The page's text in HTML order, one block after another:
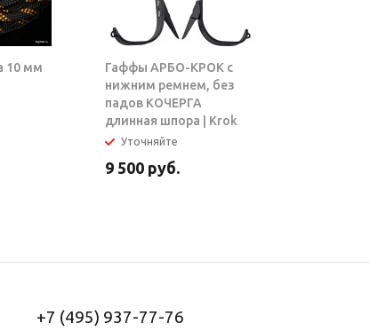
10 мм
Гаффы АРБО-КРОК с
нижним ремнем, без
падов КОЧЕРГА
длинная шпора | Krok
Уточняйте
9 500 руб.
+7 (495) 937-77-76